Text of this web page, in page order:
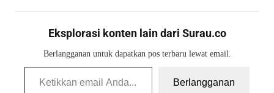
Eksplorasi konten lain dari Surau.co
Berlangganan untuk dapatkan pos terbaru lewat email.
Ketikkan email Anda...
Berlangganan